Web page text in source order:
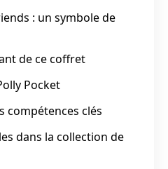
: un symbole de
de ce coffret
Pocket
compétences clés
dans la collection de